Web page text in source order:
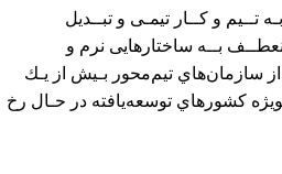
و ﻛــﺎر ﺗﻴﻤـﻰ و ﺗﺒــﺪﻳﻞ
ﺑــﻪ ﺳﺎﺧﺘﺎرﻫﺎﻳﻰ ﻧﺮم و
ﺳﺎزﻣﺎنﻫﺎي ﺗﻴﻢﻣﺤﻮر ﺑـﻴﺶ از ﻳـﻚ
ﻛﺸﻮرﻫﺎي ﺗﻮﺳﻌﻪﻳﺎﻓﺘﻪ در ﺣـﺎل رخ